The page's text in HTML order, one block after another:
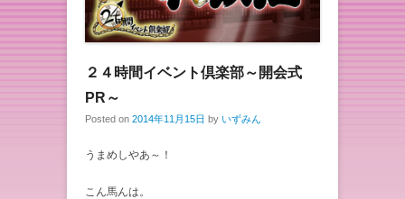
２４時間イベント倶楽部～開会式
PR～
Posted on 2014年11月15日 by いずみん
うまめしやあ～！
こん馬んは。